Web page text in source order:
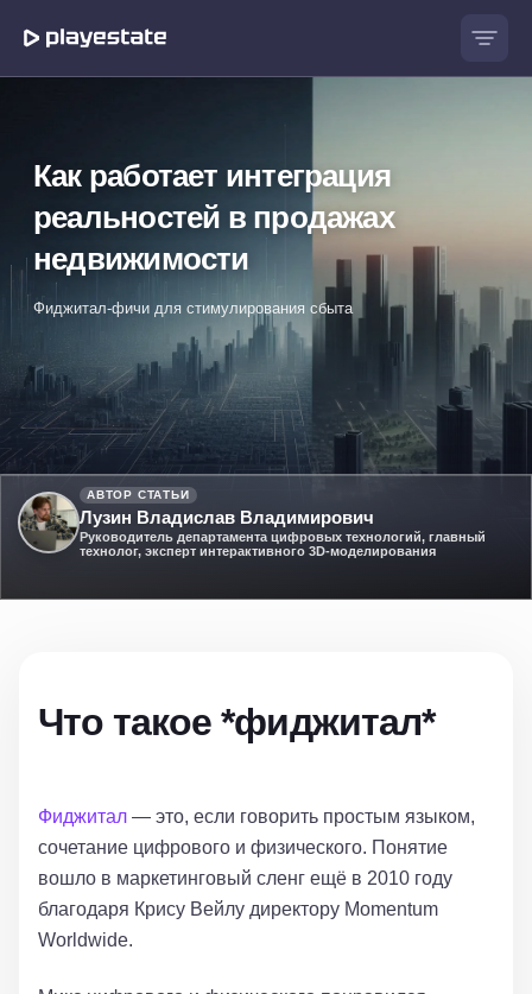
Как работает интеграция
реальностей в продажах
недвижимости
Фиджитал-фичи для стимулирования сбыта
АВТОР СТАТЬИ
Лузин Владислав Владимирович
Руководитель департамента цифровых технологий, главный
технолог, эксперт интерактивного 3D-моделирования
Что такое *фиджитал*
Фиджитал — это, если говорить простым языком,
сочетание цифрового и физического. Понятие
вошло в маркетинговый сленг ещё в 2010 году
благодаря Крису Вейлу директору Momentum
Worldwide.